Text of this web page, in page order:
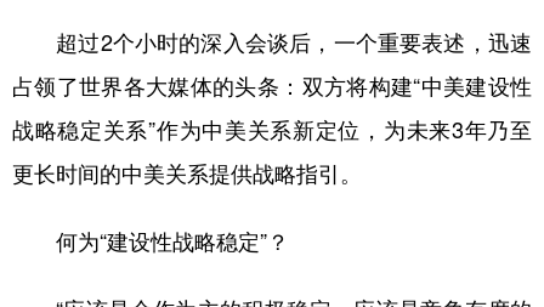
超过2个小时的深入会谈后，一个重要表述，迅速
占领了世界各大媒体的头条：双方将构建“中美建设性
战略稳定关系”作为中美关系新定位，为未来3年乃至
更长时间的中美关系提供战略指引。
何为“建设性战略稳定”？